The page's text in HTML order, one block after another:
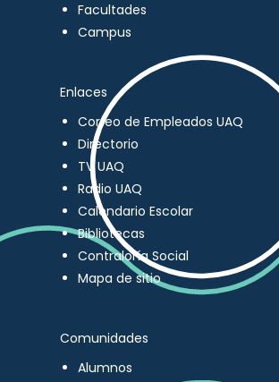
Facultades
Campus
Enlaces
Correo de Empleados UAQ
Directorio
TV UAQ
Radio UAQ
Calendario Escolar
Bibliotecas
Contraloría Social
Mapa de sitio
Comunidades
Alumnos